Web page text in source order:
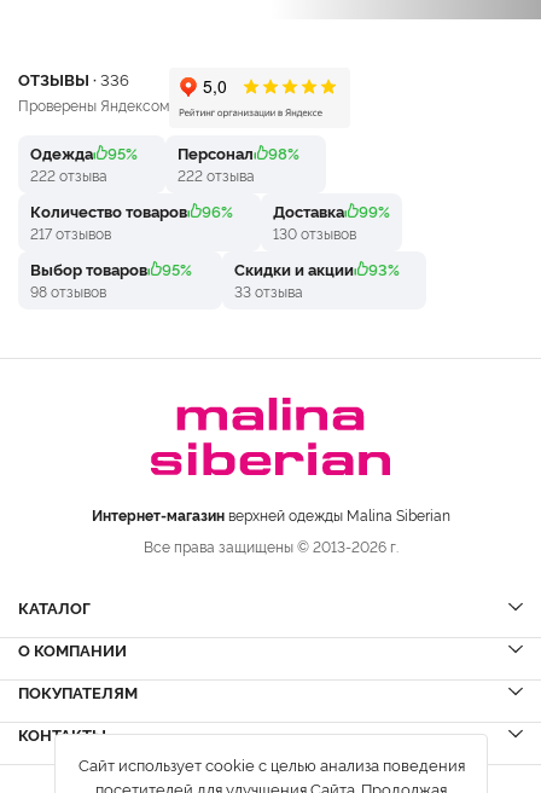
Сайт использует cookie с целью анализа поведения
ОТЗЫВЫ ·336
Проверены Яндексом
Одежда 95%
222 отзыва
Персонал 98%
222 отзыва
Количество товаров 96%
217 отзывов
Доставка 99%
130 отзывов
Выбор товаров 95%
98 отзывов
Скидки и акции 93%
33 отзыва
Интернет-магазинверхней одежды Malina Siberian
Все права защищены © 2013-2026 г.
КАТАЛОГ
Шубы
Шубы из норки
Шубы из куницы
Шубы из кролика
Дубленки
Пуховики
О КОМПАНИИ
Вопрос-ответ
Сервисный центр
ПОКУПАТЕЛЯМ
Акции
Доставка и оплата
КОНТАКТЫ